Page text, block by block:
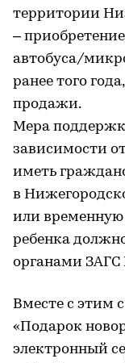
территории
–
автобуса/
ранее того
продажи.
Мера
зависимости
иметь
в
или
ребенка
органами ЗАГС
Вместе с этим
«Подарок
электронный